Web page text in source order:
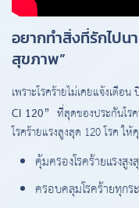
อยากทำสิ่งที่รักไปน
สุขภาพ”
เพราะโรคร้ายไม่เคยแจ้งเตือ
CI 120” ที่สุดของประกันโร
โรคร้ายแรงสูงสุด 120 โรค ใ
คุ้มครองโรคร้ายแรงสู
ครอบคลุมโรคร้ายทุก